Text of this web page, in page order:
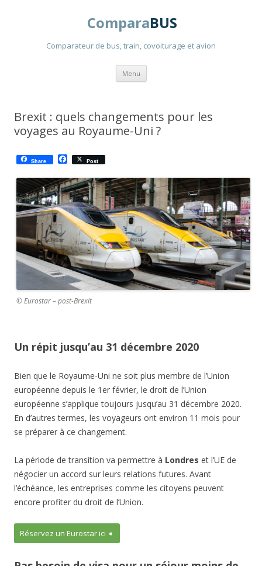
ComparaBUS
Comparateur de bus, train, covoiturage et avion
Menu Aller
contenu
Brexit : quels changements pour les
voyages au Royaume-Uni ?
Share
a
c
e
b
o
o
k
Post
© Eurostar – post-Brexit
Un répit jusqu’au 31 décembre 2020
Bien que le Royaume-Uni ne soit plus membre de l’Union
européenne depuis le 1er février, le droit de l’Union
européenne s’applique toujours jusqu’au 31 décembre 2020.
En d’autres termes, les voyageurs ont environ 11 mois pour
se préparer à ce changement.
La période de transition va permettre à Londres et l’UE de
négocier un accord sur leurs relations futures. Avant
l’échéance, les entreprises comme les citoyens peuvent
encore profiter du droit de l’Union.
Réservez un Eurostar ici ➧